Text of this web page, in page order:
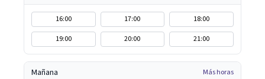
16:00 17:00
18:00
19:00
20:00 21:00
Mañana Más horas